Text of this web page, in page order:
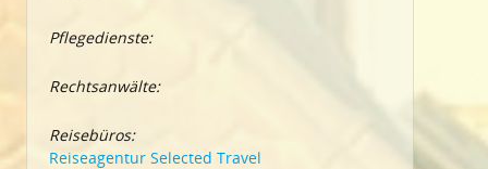
Pflegedienste:
Rechtsanwälte:
Reisebüros:
Reiseagentur Selected Travel